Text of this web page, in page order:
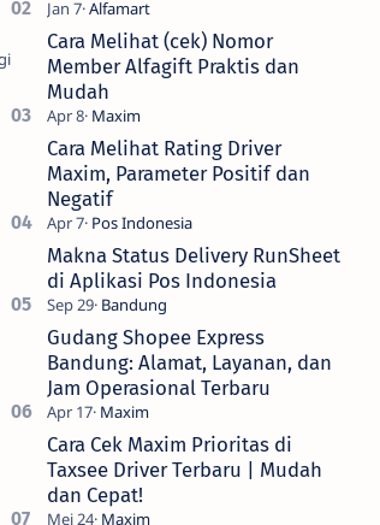
Cara Melihat (cek) Nomor
Member Alfagift Praktis dan
Mudah
Cara Melihat Rating Driver
Maxim, Parameter Positif dan
Negatif
Makna Status Delivery RunSheet
di Aplikasi Pos Indonesia
Gudang Shopee Express
Bandung: Alamat, Layanan, dan
Jam Operasional Terbaru
Cara Cek Maxim Prioritas di
Taxsee Driver Terbaru | Mudah
dan Cepat!